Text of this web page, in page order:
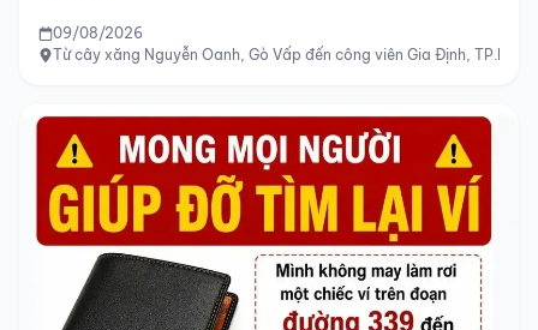
09/08/2026
Từ cây xăng Nguyễn Oanh, Gò Vấp đến công viên Gia Định, TP.HCM